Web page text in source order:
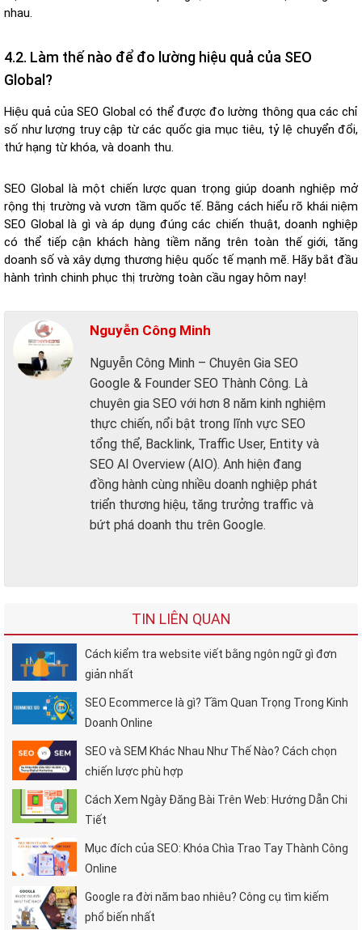
nhau.
4.2. Làm thế nào để đo lường hiệu quả của SEO
Global?
Hiệu quả của SEO Global có thể được đo lường thông qua các chỉ
số như lượng truy cập từ các quốc gia mục tiêu, tỷ lệ chuyển đổi,
thứ hạng từ khóa, và doanh thu.
SEO Global là một chiến lược quan trọng giúp doanh nghiệp mở
rộng thị trường và vươn tầm quốc tế. Bằng cách hiểu rõ khái niệm
SEO Global là gì và áp dụng đúng các chiến thuật, doanh nghiệp
có thể tiếp cận khách hàng tiềm năng trên toàn thế giới, tăng
doanh số và xây dựng thương hiệu quốc tế mạnh mẽ. Hãy bắt đầu
hành trình chinh phục thị trường toàn cầu ngay hôm nay!
Nguyễn Công Minh
Nguyễn Công Minh – Chuyên Gia SEO
Google & Founder SEO Thành Công. Là
chuyên gia SEO với hơn 8 năm kinh nghiệm
thực chiến, nổi bật trong lĩnh vực SEO
tổng thể, Backlink, Traffic User, Entity và
SEO AI Overview (AIO). Anh hiện đang
đồng hành cùng nhiều doanh nghiệp phát
triển thương hiệu, tăng trưởng traffic và
bứt phá doanh thu trên Google.
TIN LIÊN QUAN
Cách kiểm tra website viết bằng ngôn ngữ gì đơn
giản nhất
SEO Ecommerce là gì? Tầm Quan Trọng Trong Kinh
Doanh Online
SEO và SEM Khác Nhau Như Thế Nào? Cách chọn
chiến lược phù hợp
Cách Xem Ngày Đăng Bài Trên Web: Hướng Dẫn Chi
Tiết
Mục đích của SEO: Khóa Chìa Trao Tay Thành Công
Online
Google ra đời năm bao nhiêu? Công cụ tìm kiếm
phổ biến nhất